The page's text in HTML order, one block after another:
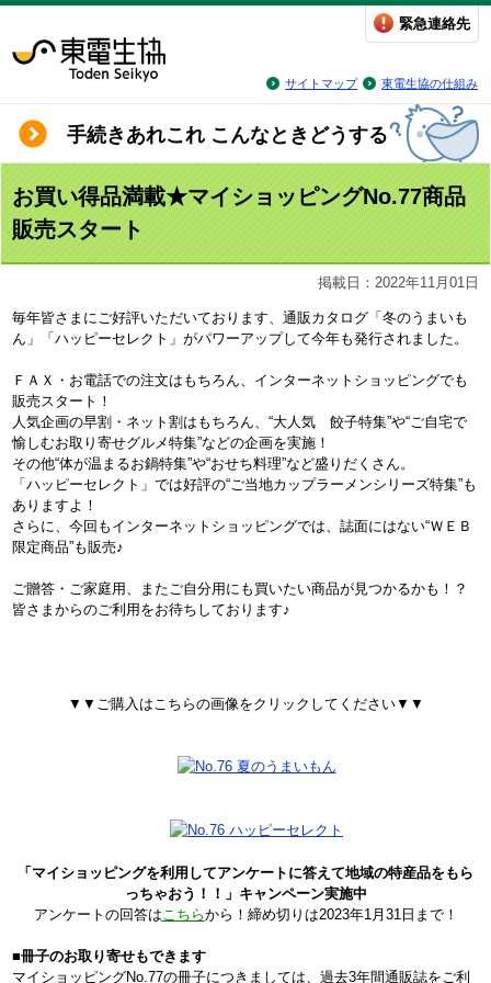
サイトマップ 東電生協の仕組み
緊急連絡先
手続きあれこれ こんなときどうする
お買い得品満載★マイショッピングNo.77商品
販売スタート
掲載日：2022年11月01日
毎年皆さまにご好評いただいております、通販カタログ「冬のうまいも
ん」「ハッピーセレクト」がパワーアップして今年も発行されました。
ＦＡＸ・お電話での注文はもちろん、インターネットショッピングでも
販売スタート！
人気企画の早割・ネット割はもちろん、“大人気 餃子特集”や“ご自宅で
愉しむお取り寄せグルメ特集”などの企画を実施！
その他“体が温まるお鍋特集”や“おせち料理”など盛りだくさん。
「ハッピーセレクト」では好評の“ご当地カップラーメンシリーズ特集”も
ありますよ！
さらに、今回もインターネットショッピングでは、誌面にはない“ＷＥＢ
限定商品”も販売♪
ご贈答・ご家庭用、またご自分用にも買いたい商品が見つかるかも！？
皆さまからのご利用をお待ちしております♪
▼▼ご購入はこちらの画像をクリックしてください▼▼
「マイショッピングを利用してアンケートに答えて地域の特産品をもら
っちゃおう！！」キャンペーン実施中
アンケートの回答は こちらから！締め切りは2023年1月31日まで！
■冊子のお取り寄せもできます
マイショッピングNo.77の冊子につきましては、過去3年間通販誌をご利